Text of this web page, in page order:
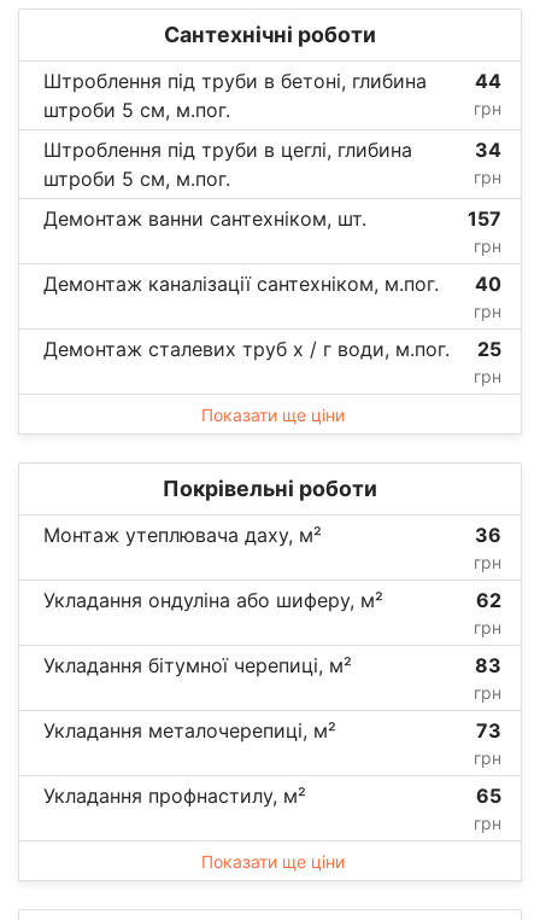
Сантехнічні роботи
Штроблення під труби в бетоні, глибина
штроби 5 см, м.пог.
44
грн
Штроблення під труби в цеглі, глибина
штроби 5 см, м.пог.
34
грн
Демонтаж ванни сантехніком, шт. 157
грн
Демонтаж каналізації сантехніком, м.пог. 40
грн
Демонтаж сталевих труб х / г води, м.пог. 25
грн
Показати ще ціни
Покрівельні роботи
Монтаж утеплювача даху, м² 36
грн
Укладання ондуліна або шиферу, м² 62
грн
Укладання бітумної черепиці, м² 83
грн
Укладання металочерепиці, м² 73
грн
Укладання профнастилу, м² 65
грн
Показати ще ціни